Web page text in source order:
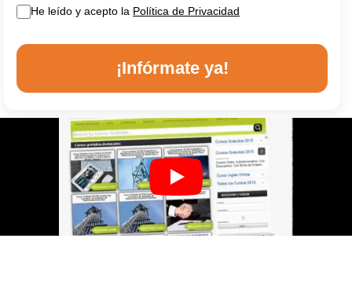
He leído y acepto la Política de Privacidad
¡Infórmate ya!